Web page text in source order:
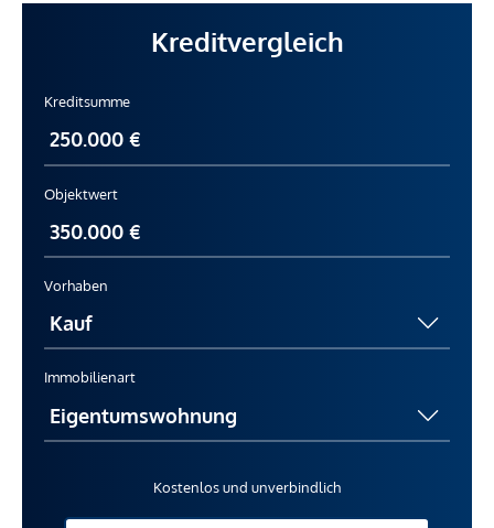
Kreditvergleich
Kreditsumme
Objektwert
Vorhaben
Immobilienart
Kostenlos und unverbindlich